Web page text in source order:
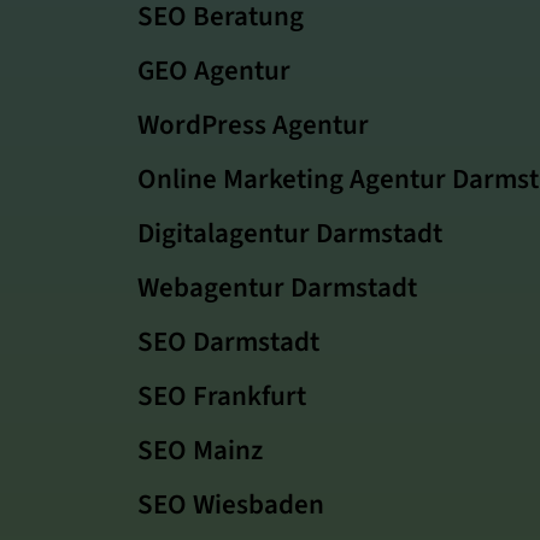
SEO Beratung
GEO Agentur
WordPress Agentur
Online Marketing Agentur
Digitalagentur Darmstadt
Webagentur Darmstadt
SEO Darmstadt
SEO Frankfurt
SEO Mainz
SEO Wiesbaden